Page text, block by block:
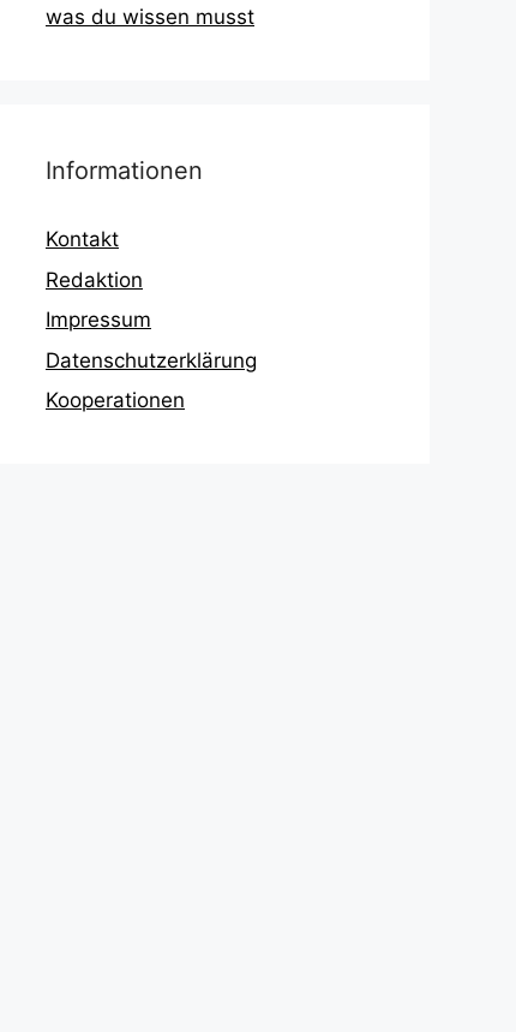
was du wissen musst
Informationen
Kontakt
Redaktion
Impressum
Datenschutzerklärung
Kooperationen